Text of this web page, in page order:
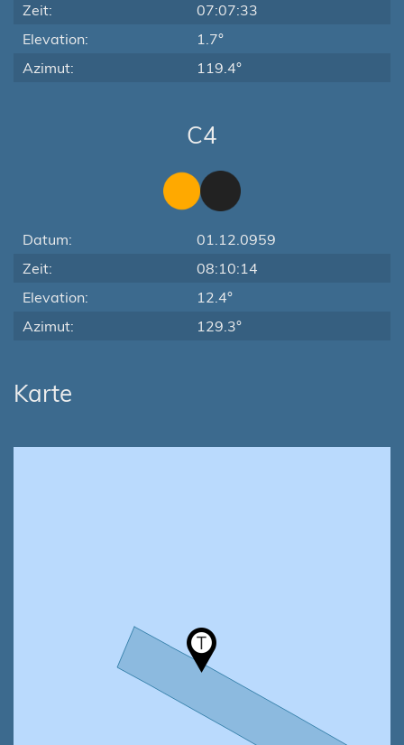
Zeit:
07:07:33
Elevation:
1.7°
Azimut:
119.4°
C4
Datum:
01.12.0959
Zeit:
08:10:14
Elevation:
12.4°
Azimut:
129.3°
Karte